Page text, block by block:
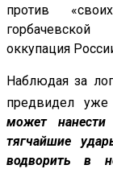
против
оккупация
Наблюдая за
предвидел
может
тягчайшие
водворить в